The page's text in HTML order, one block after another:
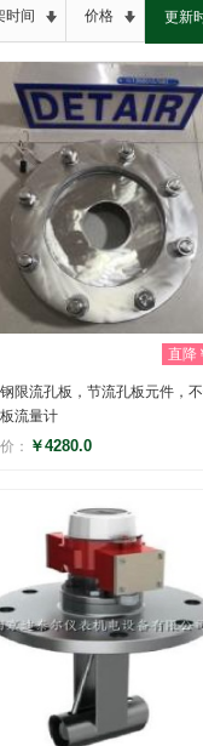
时间 价格 更新
直降
限流孔板，节流孔板元件，
流量计
： ￥4280.0
(0)